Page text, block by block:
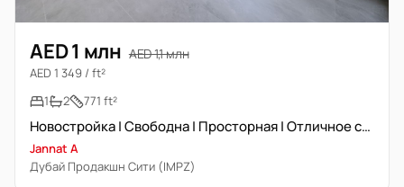
AED 1 млн AED 1,1 млн
AED 1 349 / ft²
1
2 771 ft²
Новостройка | Свободна | Просторная | Отличное сообщество
Jannat A
Дубай Продакшн Сити (IMPZ)